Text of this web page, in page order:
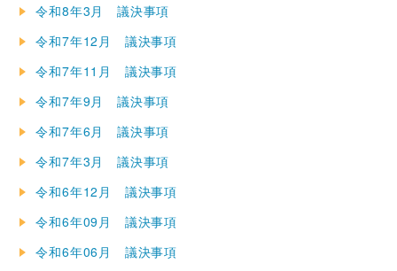
令和8年3月 議決事項
令和7年12月 議決事項
令和7年11月 議決事項
令和7年9月 議決事項
令和7年6月 議決事項
令和7年3月 議決事項
令和6年12月 議決事項
令和6年09月 議決事項
令和6年06月 議決事項